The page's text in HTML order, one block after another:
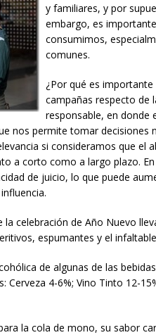
y familiares, y por
embargo, es
consumimos,
comunes.
¿Por qué es
campañas respecto de
responsable, en donde
nos permite tomar
si consideramos que el
a corto como a largo plazo.
de juicio, lo que puede
la celebración de Año Nuevo
espumantes y el
de algunas de las
Cerveza 4-6%; Vino Tinto 12-
la cola de mono, su sabor